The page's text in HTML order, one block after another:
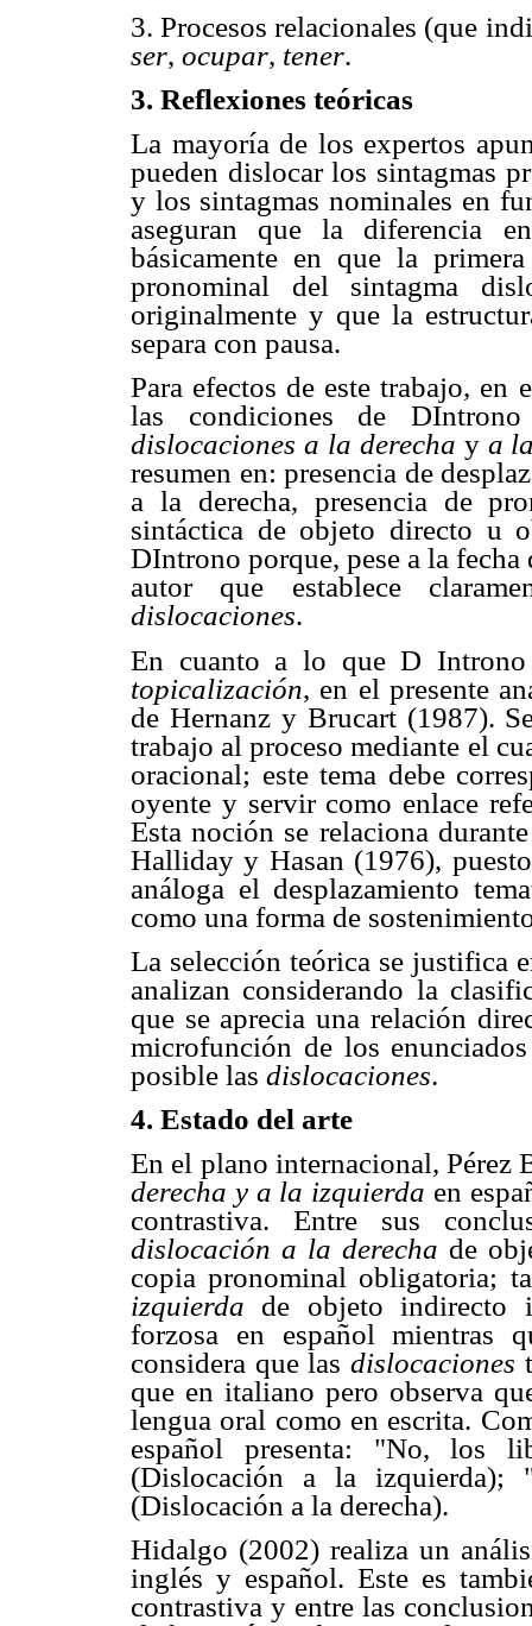
3. Procesos relacionales (que
ser, ocupar, tener.
3. Reflexiones teóricas
La mayoría de los expertos
pueden dislocar los sintagmas
y los sintagmas nominales en
aseguran que la diferencia
básicamente en que la
pronominal del sintagma
originalmente y que la
separa con pausa.
Para efectos de este trabajo, en
las condiciones de
dislocaciones a la derecha y a
resumen en: presencia de
a la derecha, presencia de
sintáctica de objeto directo u
DIntrono porque, pese a la
autor que establece
dislocaciones.
En cuanto a lo que D
topicalización, en el presente
de Hernanz y Brucart (1987).
trabajo al proceso mediante el
oracional; este tema debe
oyente y servir como enlace
Esta noción se relaciona
Halliday y Hasan (1976),
análoga el desplazamiento
como una forma de
La selección teórica se justifica
analizan considerando la
que se aprecia una relación
microfunción de los
posible las dislocaciones.
4. Estado del arte
En el plano internacional, Pérez
derecha y a la izquierda en
contrastiva. Entre sus
dislocación a la derecha de
copia pronominal obligatoria;
izquierda de objeto indirecto
forzosa en español mientras
considera que las dislocaciones
que en italiano pero observa
lengua oral como en escrita.
español presenta: "No, los
(Dislocación a la izquierda);
(Dislocación a la derecha).
Hidalgo (2002) realiza un
inglés y español. Este es
contrastiva y entre las